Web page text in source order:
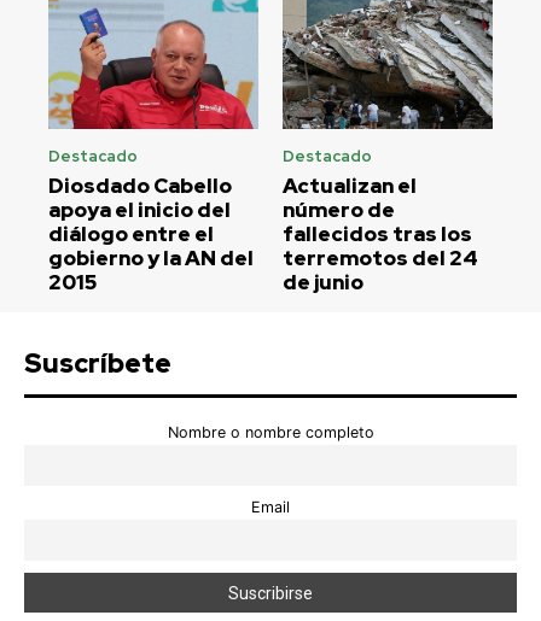
Destacado
Diosdado Cabello
apoya el inicio del
diálogo entre el
gobierno y la AN del
2015
Destacado
Actualizan el
número de
fallecidos tras los
terremotos del 24
de junio
Suscríbete
Nombre o nombre completo
Email